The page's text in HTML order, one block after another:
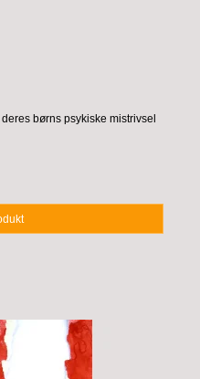
børns psykiske mistrivsel